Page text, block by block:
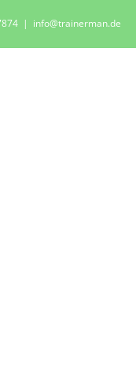
| info@trainerman.de